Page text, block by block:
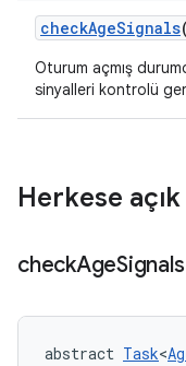
checkAgeSignals(
Oturum açmış
sinyalleri kontrolü
Herkese
checkAgeSignals
abstract Task<